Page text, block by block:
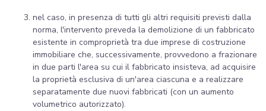
nel caso, in presenza di tutti gli altri requisiti previsti dalla
norma, l'intervento preveda la demolizione di un fabbricato
esistente in comproprietà tra due imprese di costruzione
immobiliare che, successivamente, provvedono a frazionare
in due parti l'area su cui il fabbricato insisteva, ad acquisire
la proprietà esclusiva di un'area ciascuna e a realizzare
separatamente due nuovi fabbricati (con un aumento
volumetrico autorizzato).